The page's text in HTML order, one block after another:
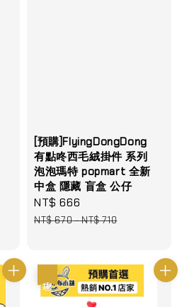
Regular
[預購]FlyingDongDong
有點咚西毛絨掛件 系列
泡泡瑪特 popmart 全新
中盒 隱藏 盲盒 公仔
Sale
price
NT$ 666
price
NT$ 670-NT$ 710